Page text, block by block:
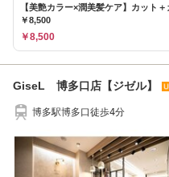
【美艶カラー×潤美髪ケア】カット
￥8,500
￥8,500
GiseL 博多口店【ジゼル】
博多駅博多口徒歩4分